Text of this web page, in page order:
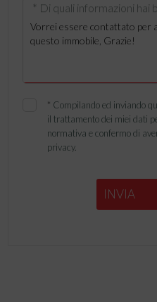
* Di quali informazioni hai
* Compilando ed inviando
il trattamento dei miei dati
normativa e confermo di
privacy.
INVIA